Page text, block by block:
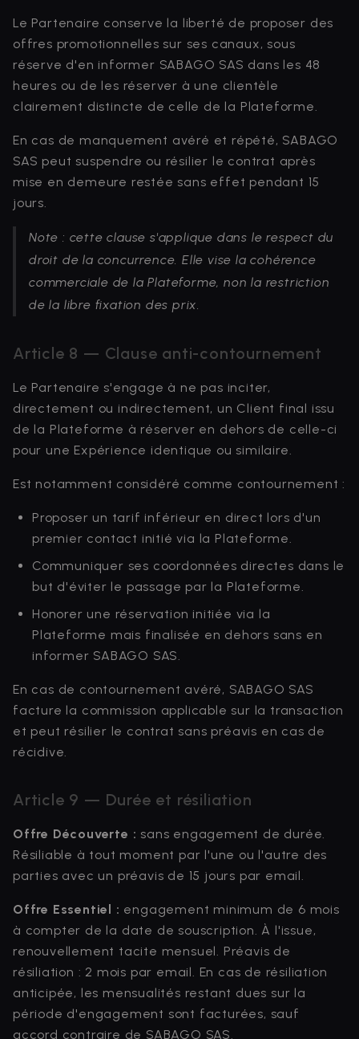
Le Partenaire conserve la liberté de proposer des
offres promotionnelles sur ses canaux, sous
réserve d'en informer SABAGO SAS dans les 48
heures ou de les réserver à une clientèle
clairement distincte de celle de la Plateforme.
En cas de manquement avéré et répété, SABAGO
SAS peut suspendre ou résilier le contrat après
mise en demeure restée sans effet pendant 15
jours.
Note : cette clause s'applique dans le respect du
droit de la concurrence. Elle vise la cohérence
commerciale de la Plateforme, non la restriction
de la libre fixation des prix.
Article 8 — Clause anti-contournement
Le Partenaire s'engage à ne pas inciter,
directement ou indirectement, un Client final issu
de la Plateforme à réserver en dehors de celle-ci
pour une Expérience identique ou similaire.
Est notamment considéré comme contournement :
Proposer un tarif inférieur en direct lors d'un
premier contact initié via la Plateforme.
Communiquer ses coordonnées directes dans le
but d'éviter le passage par la Plateforme.
Honorer une réservation initiée via la
Plateforme mais finalisée en dehors sans en
informer SABAGO SAS.
En cas de contournement avéré, SABAGO SAS
facture la commission applicable sur la transaction
et peut résilier le contrat sans préavis en cas de
récidive.
Article 9 — Durée et résiliation
Offre Découverte : sans engagement de durée.
Résiliable à tout moment par l'une ou l'autre des
parties avec un préavis de 15 jours par email.
Offre Essentiel : engagement minimum de 6 mois
à compter de la date de souscription. À l'issue,
renouvellement tacite mensuel. Préavis de
résiliation : 2 mois par email. En cas de résiliation
anticipée, les mensualités restant dues sur la
période d'engagement sont facturées, sauf
accord contraire de SABAGO SAS.